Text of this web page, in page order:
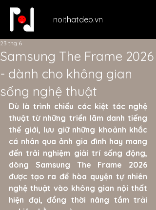
noithatdep.vn
Samsung The Frame 2026
- dành cho không gian
sống nghệ thuật
23 thg 6
Dù là trình chiếu các kiệt tác nghệ
thuật từ những triển lãm danh tiếng
thế giới, lưu giữ những khoảnh khắc
cá nhân qua ảnh gia đình hay mang
đến trải nghiệm giải trí sống động,
dòng Samsung The Frame 2026
được tạo ra để hòa quyện tự nhiên
nghệ thuật vào không gian nội thất
hiện đại, đồng thời nâng tầm trải